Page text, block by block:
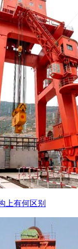
上有何区别